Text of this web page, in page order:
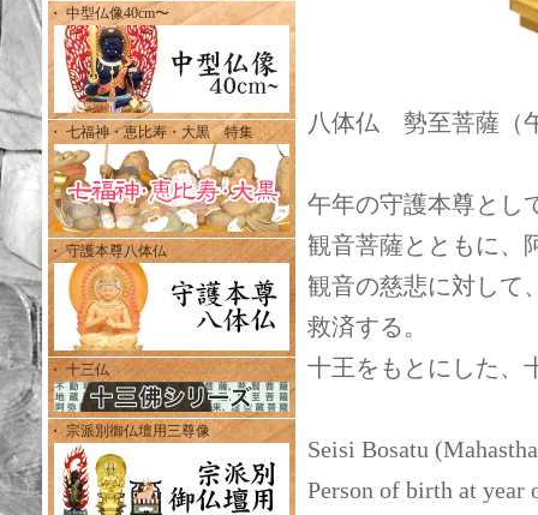
・ 中型仏像40cm〜
・ 七福神・恵比寿・大黒 特集
・ 守護本尊八体仏
・ 十三仏
・ 宗派別御仏壇用三尊像
八体仏 勢至菩薩（
午年の守護本尊とし
観音菩薩とともに、
観音の慈悲に対して
救済する。
十王をもとにした、
Seisi Bosatu
Person of birth at